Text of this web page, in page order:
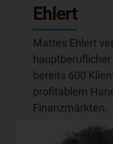
Ehlert
Mattes Ehlert
bereits 600
profitablem
Finanzmärkten.